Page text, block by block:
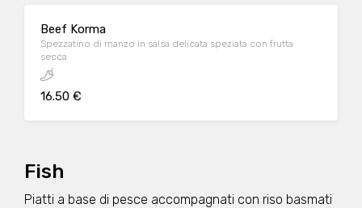
Beef Korma
Spezzatino di manzo in salsa delicata speziata con frutta
secca
16.50 €
Fish
Piatti a base di pesce accompagnati con riso basmati